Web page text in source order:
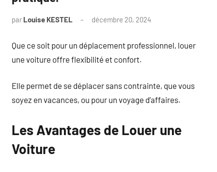
par Louise KESTEL décembre 20, 2024
Que ce soit pour un déplacement professionnel, louer
une voiture offre flexibilité et confort.
Elle permet de se déplacer sans contrainte, que vous
soyez en vacances, ou pour un voyage d’affaires.
Les Avantages de Louer une
Voiture